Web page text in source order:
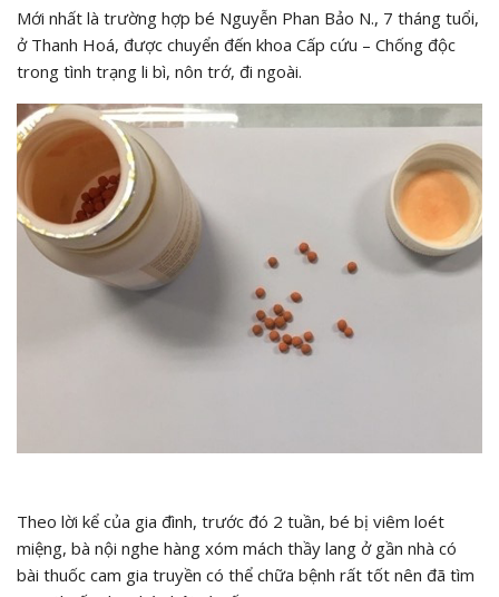
Mới nhất là trường hợp bé Nguyễn Phan Bảo N., 7 tháng tuổi,
ở Thanh Hoá, được chuyển đến khoa Cấp cứu – Chống độc
trong tình trạng li bì, nôn trớ, đi ngoài.
Theo lời kể của gia đình, trước đó 2 tuần, bé bị viêm loét
miệng, bà nội nghe hàng xóm mách thầy lang ở gần nhà có
bài thuốc cam gia truyền có thể chữa bệnh rất tốt nên đã tìm